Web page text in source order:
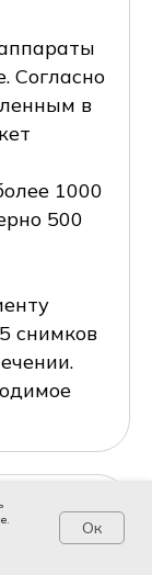
Согласно
в
1000
500
снимков
Ок